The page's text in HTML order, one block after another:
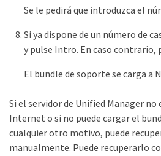
Se le pedirá que introduzca el
Si ya dispone de un número de
y pulse Intro. En caso contrario,
El bundle de soporte se carga a
Si el servidor de Unified Manager no
Internet o si no puede cargar el
cualquier otro motivo, puede
manualmente. Puede recuperarlo